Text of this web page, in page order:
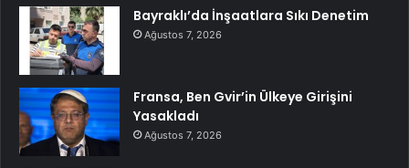
Bayraklı’da İnşaatlara Sıkı Denetim
Ağustos 7, 2026
Fransa, Ben Gvir’in Ülkeye Girişini
Yasakladı
Ağustos 7, 2026